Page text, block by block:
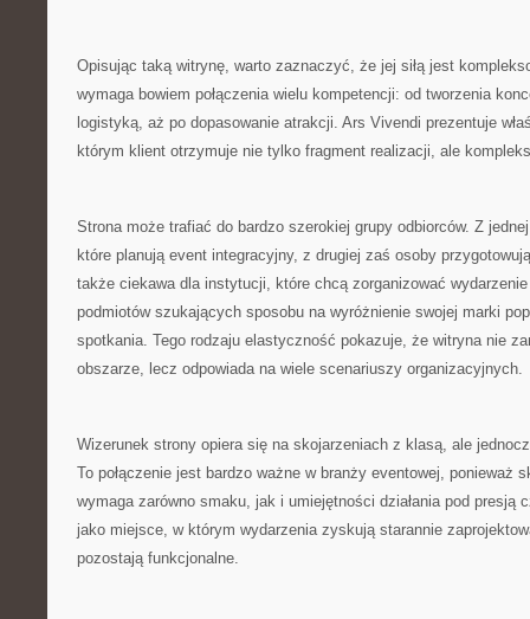
Opisując taką witrynę, warto zaznaczyć, że jej siłą jest
wymaga bowiem połączenia wielu kompetencji: od tworzenia
logistyką, aż po dopasowanie atrakcji. Ars Vivendi prezentuje
którym klient otrzymuje nie tylko fragment realizacji, ale
Strona może trafiać do bardzo szerokiej grupy odbiorców. Z
które planują event integracyjny, z drugiej zaś osoby
także ciekawa dla instytucji, które chcą zorganizować
podmiotów szukających sposobu na wyróżnienie swojej marki
spotkania. Tego rodzaju elastyczność pokazuje, że witryna nie
obszarze, lecz odpowiada na wiele scenariuszy organizacyjnych.
Wizerunek strony opiera się na skojarzeniach z klasą, ale
To połączenie jest bardzo ważne w branży eventowej, ponieważ
wymaga zarówno smaku, jak i umiejętności działania pod presją
jako miejsce, w którym wydarzenia zyskują starannie
pozostają funkcjonalne.